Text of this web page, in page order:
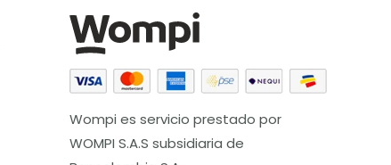
Wompi es servicio prestado por
WOMPI S.A.S subsidiaria de